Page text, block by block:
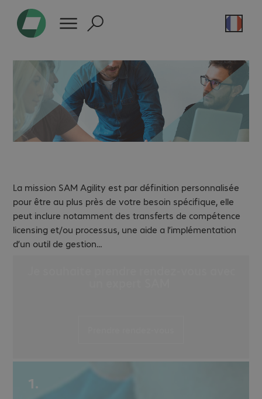
La mission SAM Agility est par définition personnalisée
pour être au plus près de votre besoin spécifique, elle
peut inclure notamment des transferts de compétence
licensing et/ou processus, une aide a l’implémentation
d’un outil de gestion…
1.